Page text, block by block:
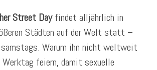
Street Dayfindet alljährlich in
Städten auf der Welt statt –
Warum ihn nicht weltweit
Werktag feiern, damit sexuelle